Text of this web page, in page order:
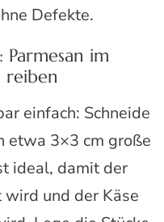
Defekte.
im
reiben
einfach: Schneide
etwa 3×3 cm große
ideal, damit der
und der Käse